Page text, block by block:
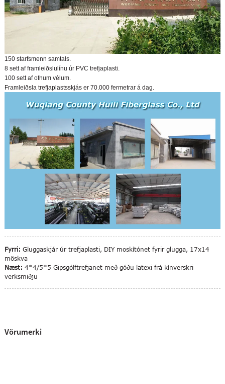
150 starfsmenn samtals.
8 sett af framleiðslulínu úr PVC trefjaplasti.
100 sett af ofnum vélum.
Framleiðsla trefjaplastsskjás er 70.000 fermetrar á dag.
Fyrri: Gluggaskjár úr trefjaplasti, DIY moskítónet fyrir glugga, 17x14
möskva
Næst: 4*4/5*5 Gipsgólftrefjanet með góðu latexi frá kínverskri
verksmiðju
Vörumerki